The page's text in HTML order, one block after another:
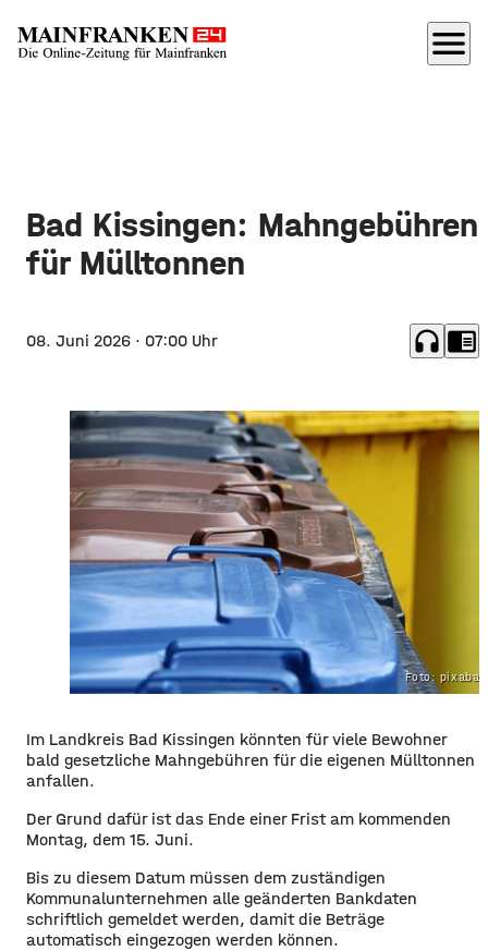
menu
Bad Kissingen: Mahngebühren
für Mülltonnen
08. Juni 2026 · 07:00 Uhr headphones chrome_reader_mode
Foto:
Im Landkreis Bad Kissingen könnten für viele Bewohner
bald gesetzliche Mahngebühren für die eigenen Mülltonnen
anfallen.
Der Grund dafür ist das Ende einer Frist am kommenden
Montag, dem 15. Juni.
Bis zu diesem Datum müssen dem zuständigen
Kommunalunternehmen alle geänderten Bankdaten
schriftlich gemeldet werden, damit die Beträge
automatisch eingezogen werden können.